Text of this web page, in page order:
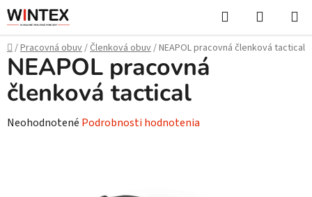
Prejsť
na
obsah
Hľadať
KOŠÍK
Domov
/Pracovná obuv/Členková obuv/NEAPOL pracovná členková tactical
NEAPOL pracovná
členková tactical
Priemerné
Neohodnotené Podrobnosti hodnotenia